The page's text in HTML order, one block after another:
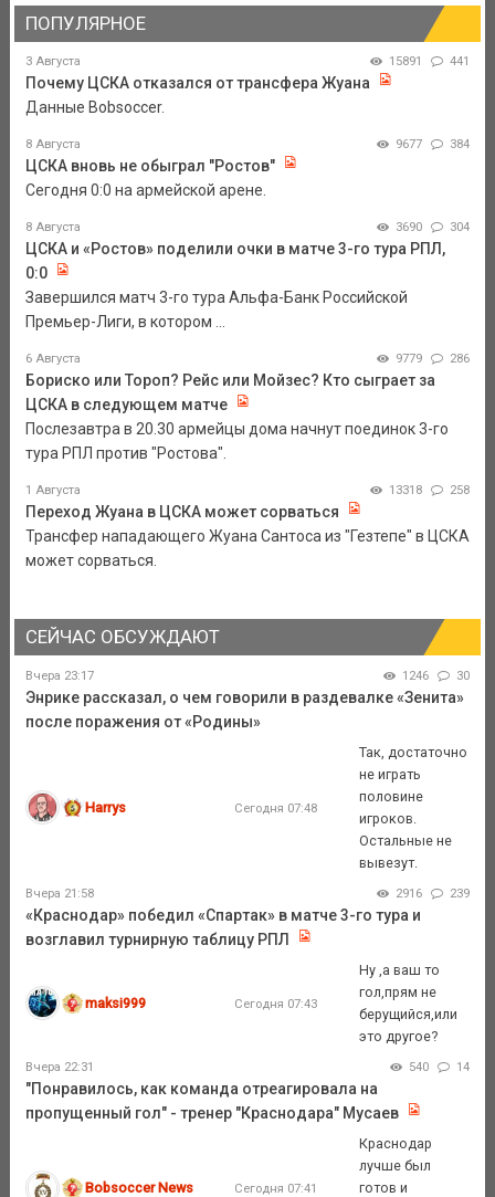
ПОПУЛЯРНОЕ
3 Августа 15891 441
Почему ЦСКА отказался от трансфера Жуана
Данные Bobsoccer.
8 Августа 9677 384
ЦСКА вновь не обыграл "Ростов"
Сегодня 0:0 на армейской арене.
8 Августа 3690 304
ЦСКА и «Ростов» поделили очки в матче 3-го тура РПЛ,
0:0
Завершился матч 3-го тура Альфа-Банк Российской
Премьер-Лиги, в котором ...
6 Августа 9779 286
Бориско или Тороп? Рейс или Мойзес? Кто сыграет за
ЦСКА в следующем матче
Послезавтра в 20.30 армейцы дома начнут поединок 3-го
тура РПЛ против "Ростова".
1 Августа 13318 258
Переход Жуана в ЦСКА может сорваться
Трансфер нападающего Жуана Сантоса из "Гезтепе" в ЦСКА
может сорваться.
СЕЙЧАС ОБСУЖДАЮТ
Вчера 23:17 1246 30
Энрике рассказал, о чем говорили в раздевалке «Зенита»
после поражения от «Родины»
Harrys Сегодня 07:48
Так, достаточно
не играть
половине
игроков.
Остальные не
вывезут.
Вчера 21:58 2916 239
«Краснодар» победил «Спартак» в матче 3-го тура и
возглавил турнирную таблицу РПЛ
maksi999 Сегодня 07:43
Ну ,а ваш то
гол,прям не
берущийся,или
это другое?
Вчера 22:31 540 14
"Понравилось, как команда отреагировала на
пропущенный гол" - тренер "Краснодара" Мусаев
Bobsoccer News Сегодня 07:41
Краснодар
лучше был
готов и